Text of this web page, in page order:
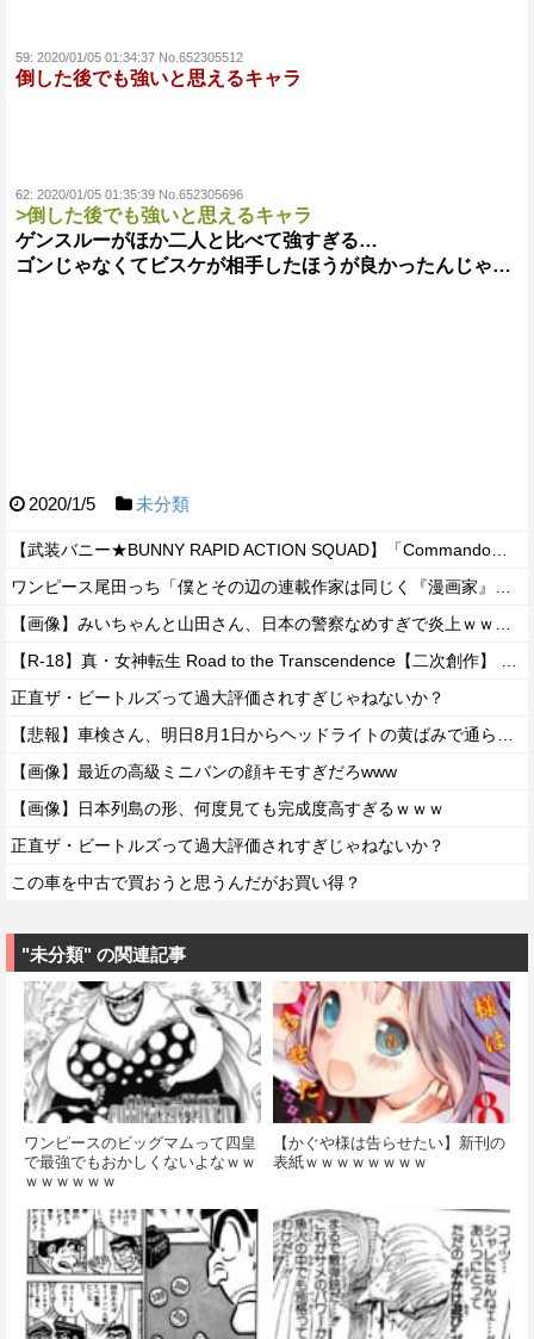
59: 2020/01/05 01:34:37 No.652305512
倒した後でも強いと思えるキャラ
62: 2020/01/05 01:35:39 No.652305696
>倒した後でも強いと思えるキャラ
ゲンスルーがほか二人と比べて強すぎる…
ゴンじゃなくてビスケが相手したほうが良かったんじゃ…
2020/1/5 未分類
正直ザ・ビートルズって過大評価されすぎじゃねないか？
【画像】最近の高級ミニバンの顔キモすぎだろwww
【画像】日本列島の形、何度見ても完成度高すぎるｗｗｗ
正直ザ・ビートルズって過大評価されすぎじゃねないか？
この車を中古で買おうと思うんだがお買い得？
"未分類" の関連記事
ワンピースのビッグマムって四皇
で最強でもおかしくないよなｗｗ
ｗｗｗｗｗｗ
【かぐや様は告らせたい】新刊の
表紙ｗｗｗｗｗｗｗｗ